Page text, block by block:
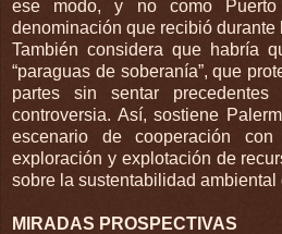
ese modo, y no como
denominación que recibió durante
También considera que habría
“paraguas de soberanía”, que
partes sin sentar
controversia. Así, sostiene
escenario de cooperación
exploración y explotación de
sobre la sustentabilidad ambiental
MIRADAS PROSPECTIVAS